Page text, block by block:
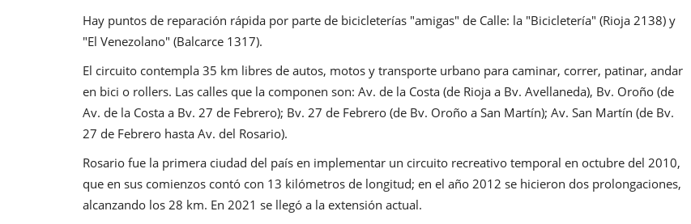
Hay puntos de reparación rápida por parte de bicicleterías "amigas" de Calle: la "Bicicletería" (Rioja 2138) y
"El Venezolano" (Balcarce 1317).
El circuito contempla 35 km libres de autos, motos y transporte urbano para caminar, correr, patinar, andar
en bici o rollers. Las calles que la componen son: Av. de la Costa (de Rioja a Bv. Avellaneda), Bv. Oroño (de
Av. de la Costa a Bv. 27 de Febrero); Bv. 27 de Febrero (de Bv. Oroño a San Martín); Av. San Martín (de Bv.
27 de Febrero hasta Av. del Rosario).
Rosario fue la primera ciudad del país en implementar un circuito recreativo temporal en octubre del 2010,
que en sus comienzos contó con 13 kilómetros de longitud; en el año 2012 se hicieron dos prolongaciones,
alcanzando los 28 km. En 2021 se llegó a la extensión actual.